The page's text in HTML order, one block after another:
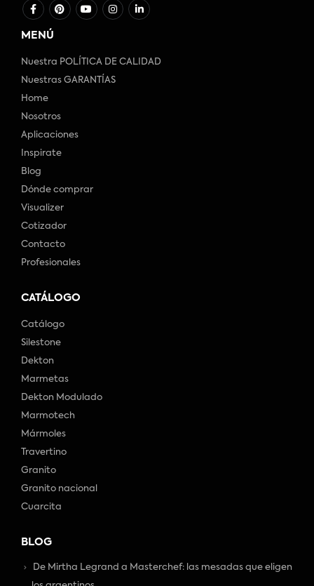
MENÚ
Nuestra POLÍTICA DE CALIDAD
Nuestras GARANTÍAS
Home
Nosotros
Aplicaciones
Inspirate
Blog
Dónde comprar
Visualizer
Cotizador
Contacto
Profesionales
CATÁLOGO
Catálogo
Silestone
Dekton
Marmetas
Dekton Modulado
Marmotech
Mármoles
Travertino
Granito
Granito nacional
Cuarcita
BLOG
De Mirtha Legrand a Masterchef: las mesadas que eligen